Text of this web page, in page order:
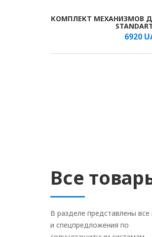
КОМПЛЕКТ МЕХАНИЗМОВ
6920
/шт.
Все
В разделе представлены все
и спецпредложения по